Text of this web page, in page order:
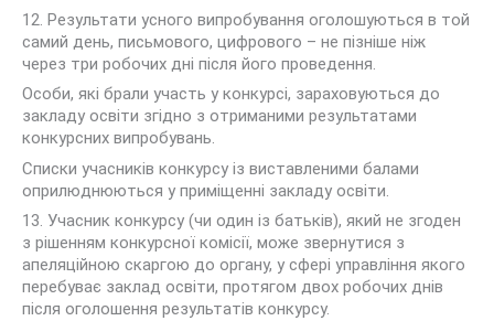
12. Результати усного випробування оголошуються в той
самий день, письмового, цифрового – не пізніше ніж
через три робочих дні після його проведення.
Особи, які брали участь у конкурсі, зараховуються до
закладу освіти згідно з отриманими результатами
конкурсних випробувань.
Списки учасників конкурсу із виставленими балами
оприлюднюються у приміщенні закладу освіти.
13. Учасник конкурсу (чи один із батьків), який не згоден
з рішенням конкурсної комісії, може звернутися з
апеляційною скаргою до органу, у сфері управління якого
перебуває заклад освіти, протягом двох робочих днів
після оголошення результатів конкурсу.